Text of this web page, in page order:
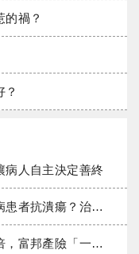
的禍？
？
病人自主決定善終
展與健保給付困境一次看
案加碼遠距醫療與緊急救援